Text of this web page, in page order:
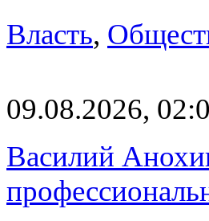
Власть,
09.08.2026,
Василий